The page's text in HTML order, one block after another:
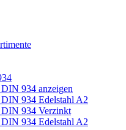
934 anzeigen
DIN 934 Edelstahl A2
DIN 934 Verzinkt
DIN 934 Edelstahl A2